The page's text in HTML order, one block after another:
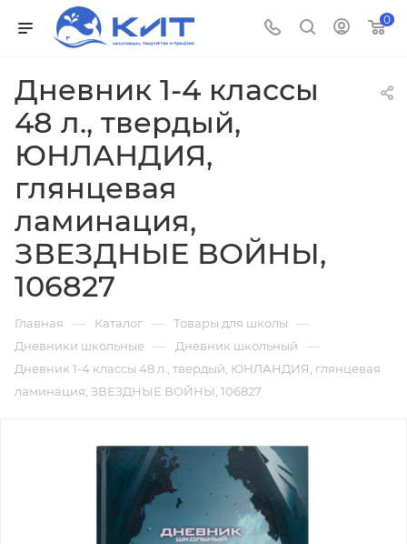
0
Дневник 1-4 классы
48 л., твердый,
ЮНЛАНДИЯ,
глянцевая
ламинация,
ЗВЕЗДНЫЕ ВОЙНЫ,
106827
Главная — Каталог — Товары для школы —
Дневники школьные — Дневник школьный —
Дневник 1-4 классы 48 л., твердый, ЮНЛАНДИЯ, глянцевая
ламинация, ЗВЕЗДНЫЕ ВОЙНЫ, 106827